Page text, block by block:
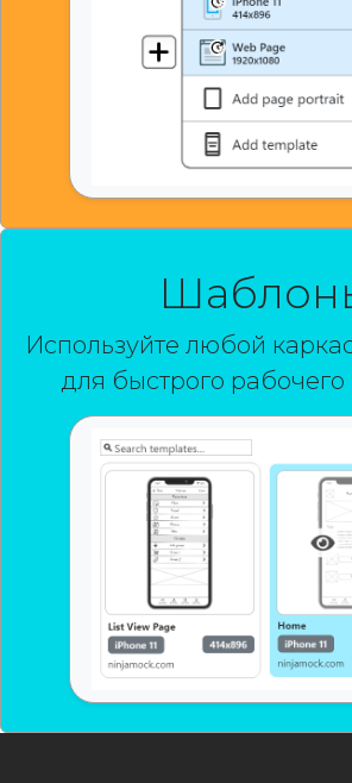
Используйте любой
для быстрого рабочего